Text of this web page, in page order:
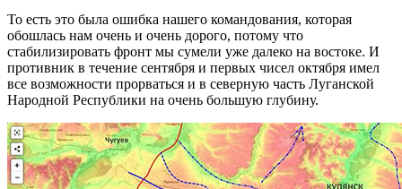
То есть это была ошибка нашего командования, которая
обошлась нам очень и очень дорого, потому что
стабилизировать фронт мы сумели уже далеко на востоке. И
противник в течение сентября и первых чисел октября имел
все возможности прорваться и в северную часть Луганской
Народной Республики на очень большую глубину.